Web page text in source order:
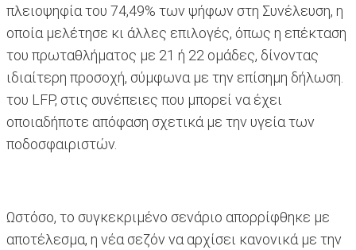
πλειοψηφία του 74,49% των ψήφων στη Συνέλευση, η
οποία μελέτησε κι άλλες επιλογές, όπως η επέκταση
του πρωταθλήματος με 21 ή 22 ομάδες, δίνοντας
ιδιαίτερη προσοχή, σύμφωνα με την επίσημη δήλωση.
του LFP, στις συνέπειες που μπορεί να έχει
οποιαδήποτε απόφαση σχετικά με την υγεία των
ποδοσφαιριστών.
Ωστόσο, το συγκεκριμένο σενάριο απορρίφθηκε με
αποτέλεσμα, η νέα σεζόν να αρχίσει κανονικά με την